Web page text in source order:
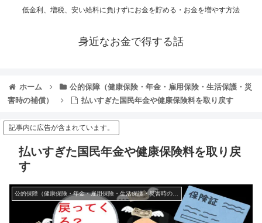
低金利、増税、安い給料に負けずにお金を貯める・お金を増やす方法
身近なお金で得する話
ホーム
公的保障（健康保険・年金・雇用保険・生活保護・災
害時の補償）
払いすぎた国民年金や健康保険料を取り戻す
記事内に広告が含まれています。
払いすぎた国民年金や健康保険料を取り戻
す